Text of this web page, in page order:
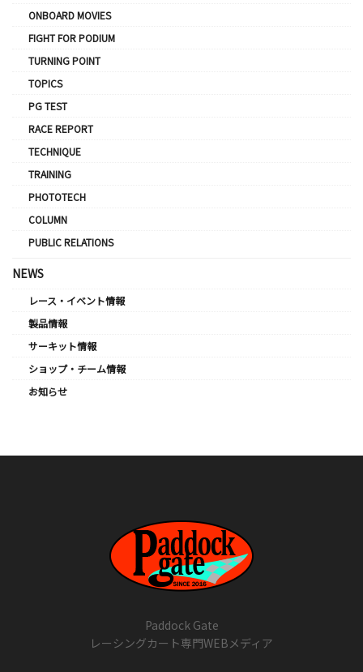
ONBOARD MOVIES
FIGHT FOR PODIUM
TURNING POINT
TOPICS
PG TEST
RACE REPORT
TECHNIQUE
TRAINING
PHOTOTECH
COLUMN
PUBLIC RELATIONS
NEWS
レース・イベント情報
製品情報
サーキット情報
ショップ・チーム情報
お知らせ
Paddock Gate
レーシングカート専門WEBメディア